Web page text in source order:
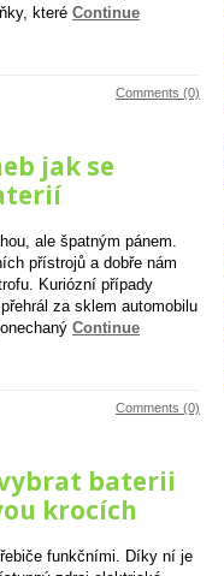
které Continue
Comments (0)
jak se
ale špatným pánem.
přístrojů a dobře nám
Kuriózní případy
za sklem automobilu
Continue
Comments (0)
baterii
krocích
funkčními. Díky ní je